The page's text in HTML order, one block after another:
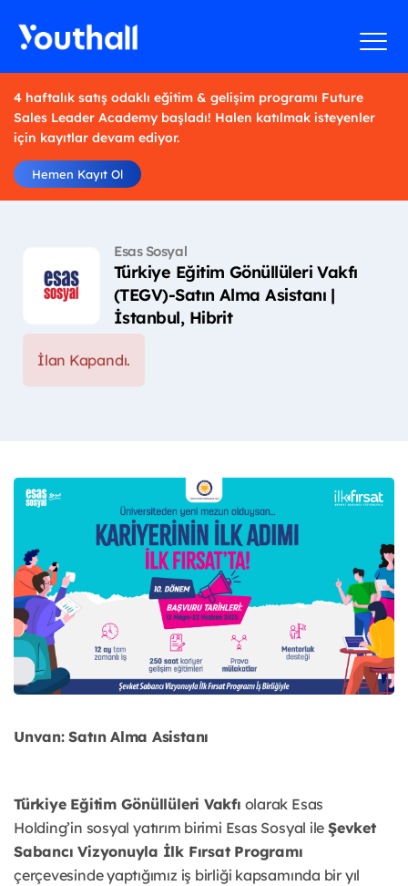
4 haftalık satış odaklı eğitim & gelişim programı Future
Sales Leader Academy başladı! Halen katılmak isteyenler
için kayıtlar devam ediyor.
Hemen Kayıt Ol
Esas Sosyal
Türkiye Eğitim Gönüllüleri Vakfı
(TEGV)-Satın Alma Asistanı |
İstanbul, Hibrit
İlan Kapandı.
Unvan: Satın Alma Asistanı
Türkiye Eğitim Gönüllüleri Vakfı olarak Esas
Holding’in sosyal yatırım birimi Esas Sosyal ile Şevket
Sabancı Vizyonuyla İlk Fırsat Programı
çerçevesinde yaptığımız iş birliği kapsamında bir yıl